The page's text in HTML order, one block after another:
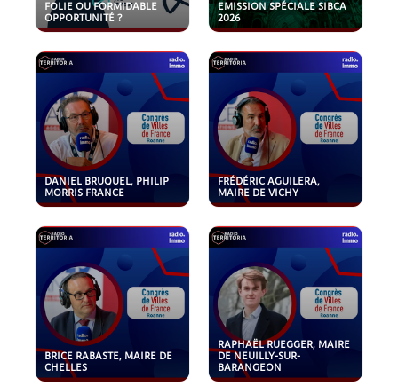
FOLIE OU FORMIDABLE
OPPORTUNITÉ ?
EMISSION SPÉCIALE SIBCA
2026
DANIEL BRUQUEL, PHILIP
MORRIS FRANCE
FRÉDÉRIC AGUILERA,
MAIRE DE VICHY
BRICE RABASTE, MAIRE DE
CHELLES
RAPHAËL RUEGGER, MAIRE
DE NEUILLY-SUR-
BARANGEON